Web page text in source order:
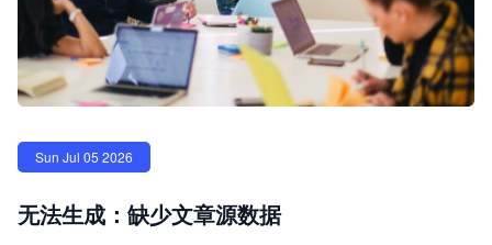
Sun Jul 05 2026
无法生成：缺少文章源数据